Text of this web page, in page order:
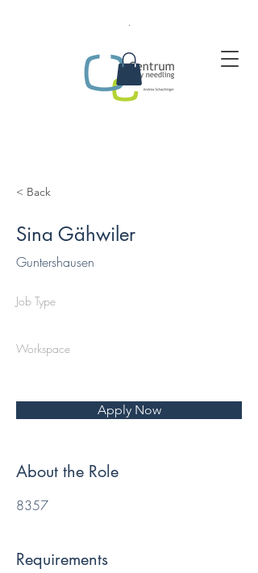
.
< Back
Sina Gähwiler
Guntershausen
Job Type
Workspace
Apply Now
About the Role
8357
Requirements